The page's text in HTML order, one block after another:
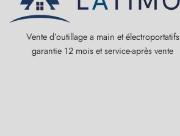
Vente d’outillage a main et électroportatifs
garantie 12 mois et service-après vente